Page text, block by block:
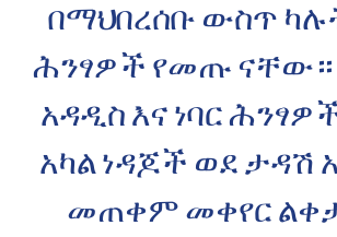
በማህበረሰቡ ውስጥ
ሕንፃዎች የመጡ
አዳዲስ እና ነባር
አካል ነዳጆች ወደ ታዳሽ
መጠቀም መቀየር